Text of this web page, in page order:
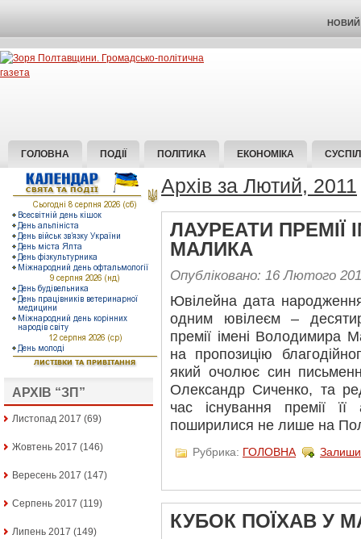
НОВИЙ
ГОЛОВНА ПОДІЇ ПОЛІТИКА ЕКОНОМІКА
АРХІВ “ЗП”
Листопад 2017 (69)
Жовтень 2017 (146)
Вересень 2017 (147)
Серпень 2017 (119)
Липень 2017 (149)
Архів за Лютий, 2011
ЛАУРЕАТИ ПРЕМІЇ
МАЛИКА
Опубліковано: 16 Лютого
Ювілейна дата
одним ювілеєм –
премії імені Володимира
на пропозицію
який очолює син
Олександр Сиченко, та
час існування премії її
поширилися не лише на
Рубрика: ГОЛОВНА
КУБОК ПОЇХАВ У